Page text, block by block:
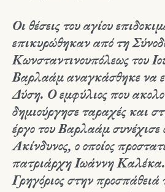
Οι θέσεις του αγίου
επικυρώθηκαν από τη
Κωνσταντινουπόλεως του
Βαρλαάμ αναγκάσθηκε να
Δύση. Ο εμφύλιος που
δημιούργησε ταραχές και
έργο του Βαρλαάμ συνέχισε
Ακίνδυνος, ο οποίος
πατριάρχη Ιωάννη
Γρηγόριος στην προσπάθειά